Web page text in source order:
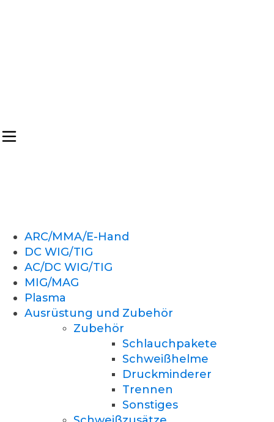
ARC/MMA/E-Hand
DC WIG/TIG
AC/DC WIG/TIG
MIG/MAG
Plasma
Ausrüstung und Zubehör
Zubehör
Schlauchpakete
Schweißhelme
Druckminderer
Trennen
Sonstiges